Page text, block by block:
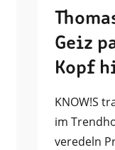
Geiz
Kopf
KNOW!S
im
veredeln